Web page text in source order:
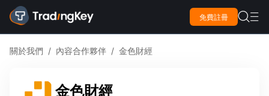
免費註冊  
關於我們 / 內容合作夥伴 / 金色財經
金色財經